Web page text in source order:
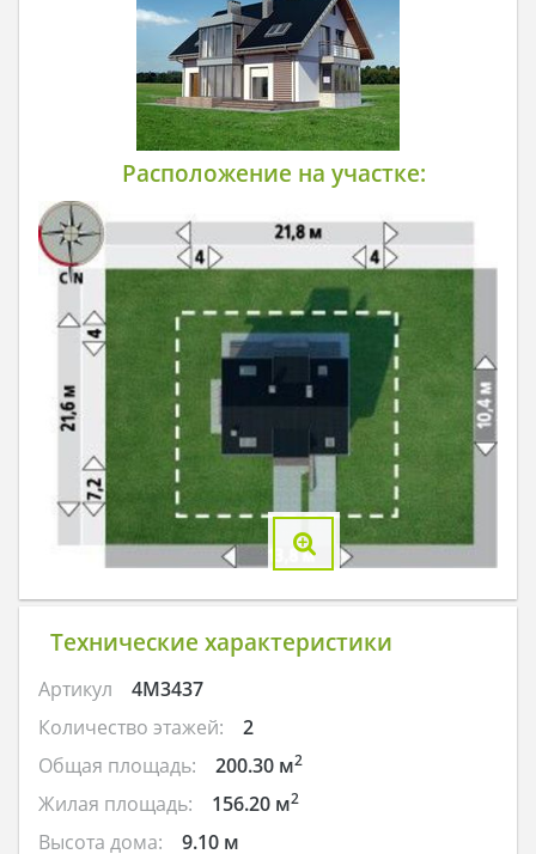
Расположение на участке:
Технические характеристики
Артикул
4M3437
Количество этажей:
2
Общая площадь:
200.30 м2
Жилая площадь: 156.20 м2
Высота дома: 9.10 м